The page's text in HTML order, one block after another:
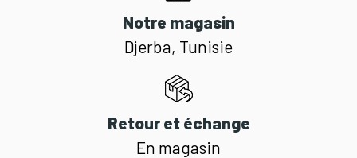
Notre magasin
Djerba, Tunisie
Retour et échange
En magasin